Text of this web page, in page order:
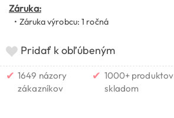
Záruka:
• Záruka výrobcu: 1 ročná
Pridať k obľúbeným
✔ 1649 názory
zákazníkov
✔ 1000+ produktov
skladom